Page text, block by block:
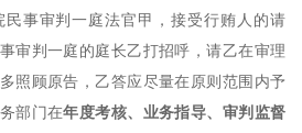
事审判一庭法官甲，接受行贿人的请
审判一庭的庭长乙打招呼，请乙在审理
照顾原告，乙答应尽量在原则范围内予
部门在年度考核、业务指导、审判监督